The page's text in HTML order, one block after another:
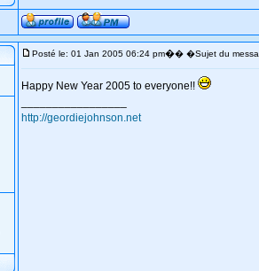
Posté le: 01 Jan 2005 06:24 pm�� �Sujet du
Happy New Year 2005 to everyone!!
http://geordiejohnson.net